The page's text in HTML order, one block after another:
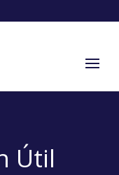
Útil